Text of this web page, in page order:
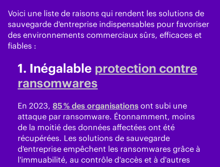
Voici une liste de raisons qui rendent les solutions de
sauvegarde d'entreprise indispensables pour favoriser
des environnements commerciaux sûrs, efficaces et
fiables :
1. Inégalable protection contre
ransomwares
En 2023, 85 % des organisations ont subi une
attaque par ransomware. Étonnamment, moins
de la moitié des données affectées ont été
récupérées. Les solutions de sauvegarde
d'entreprise empêchent les ransomwares grâce à
l'immuabilité, au contrôle d'accès et à d'autres